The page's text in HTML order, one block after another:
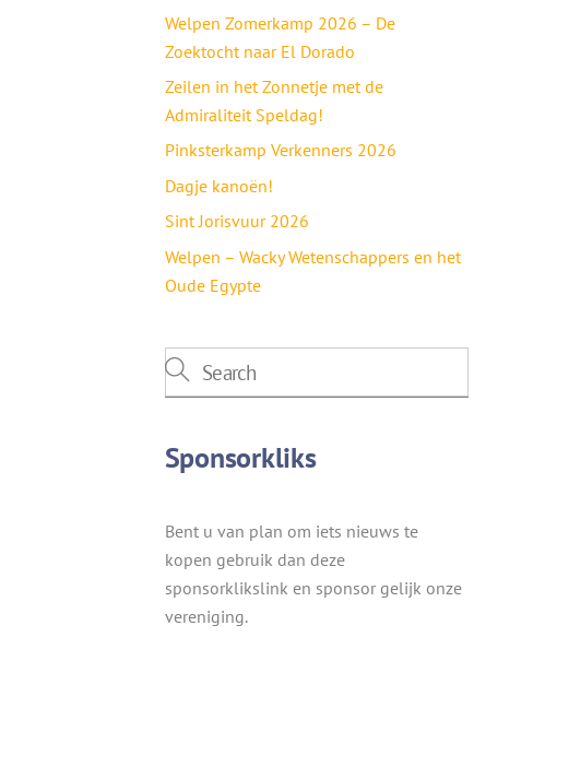
Welpen Zomerkamp 2026 – De
Zoektocht naar El Dorado
Zeilen in het Zonnetje met de
Admiraliteit Speldag!
Pinksterkamp Verkenners 2026
Dagje kanoën!
Sint Jorisvuur 2026
Welpen – Wacky Wetenschappers en het
Oude Egypte
Sponsorkliks
Bent u van plan om iets nieuws te
kopen gebruik dan deze
sponsorklikslink en sponsor gelijk onze
vereniging.